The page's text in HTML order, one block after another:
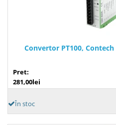
Convertor PT100,
Pret:
281,00lei
În stoc